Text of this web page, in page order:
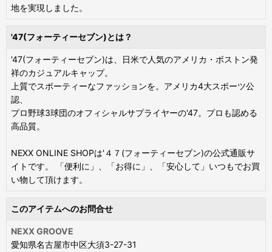
地を実現しました。
'47(フォーティーセブン)とは？
'47(フォーティーセブン)は、日米で人気のアメリカ・ボストン発
祥のカジュアルキャップ。
上質でスポーティーなファッションを。アメリカ4大スポーツ公
認、
プロ野球3球団のオフィシャルサプライヤーの'47。プロも認める
高品質。
NEXX ONLINE SHOPは'４７(フォーティーセブン)の公式通販サ
イトです。 「便利に」、「お得に」、「安心して」いつもでお買
い物して頂けます。
このアイテムへのお問合せ
NEXX GROOVE
愛知県名古屋市中区大須3-27-31